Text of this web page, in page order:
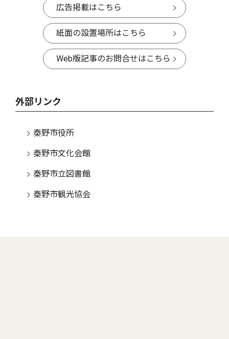
広告掲載はこちら
紙面の設置場所はこちら
Web版記事のお問合せはこちら
外部リンク
秦野市役所
秦野市文化会館
秦野市立図書館
秦野市観光協会